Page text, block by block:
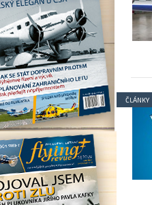
ČLÁNKY